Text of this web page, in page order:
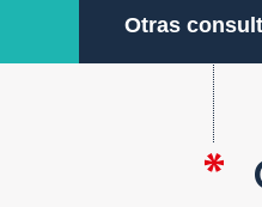
Otras